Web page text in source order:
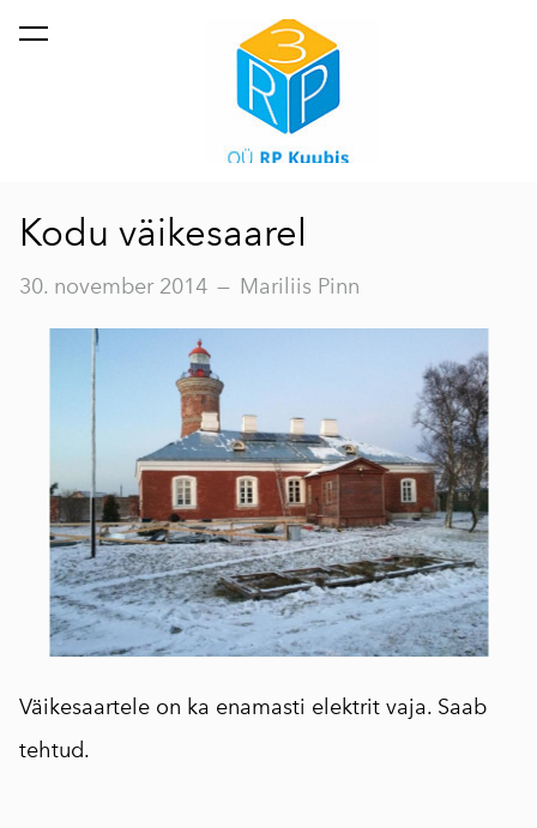
lisati ostukorvi. Vaata ostukorvi
Kodu väikesaarel
30. november 2014 — Mariliis Pinn
Väikesaartele on ka enamasti elektrit vaja. Saab
tehtud.